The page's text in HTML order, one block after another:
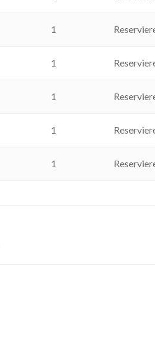
1
1
1
1
1